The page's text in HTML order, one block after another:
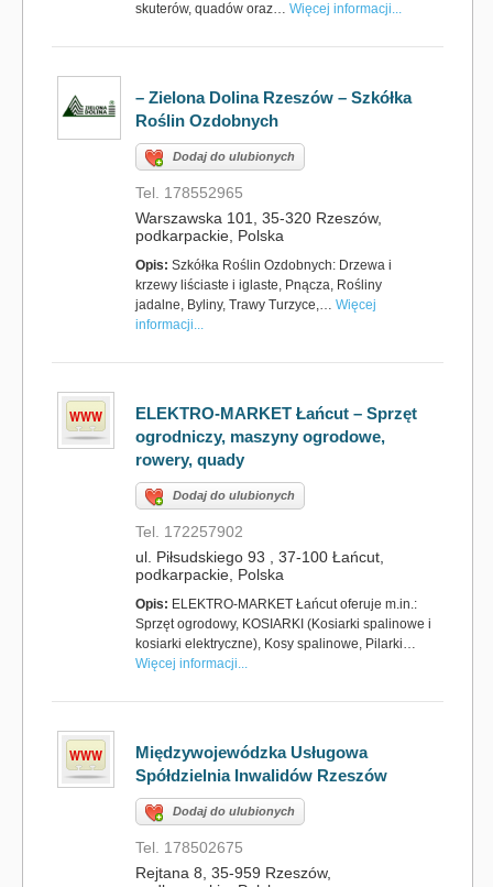
skuterów, quadów oraz… Więcej informacji...
– Zielona Dolina Rzeszów – Szkółka
Roślin Ozdobnych
Dodaj do ulubionych
Tel. 178552965
Warszawska 101, 35-320 Rzeszów,
podkarpackie, Polska
Opis: Szkółka Roślin Ozdobnych: Drzewa i
krzewy liściaste i iglaste, Pnącza, Rośliny
jadalne, Byliny, Trawy Turzyce,… Więcej
informacji...
ELEKTRO-MARKET Łańcut – Sprzęt
ogrodniczy, maszyny ogrodowe,
rowery, quady
Dodaj do ulubionych
Tel. 172257902
ul. Piłsudskiego 93 , 37-100 Łańcut,
podkarpackie, Polska
Opis: ELEKTRO-MARKET Łańcut oferuje m.in.:
Sprzęt ogrodowy, KOSIARKI (Kosiarki spalinowe i
kosiarki elektryczne), Kosy spalinowe, Pilarki…
Więcej informacji...
Międzywojewódzka Usługowa
Spółdzielnia Inwalidów Rzeszów
Dodaj do ulubionych
Tel. 178502675
Rejtana 8, 35-959 Rzeszów,